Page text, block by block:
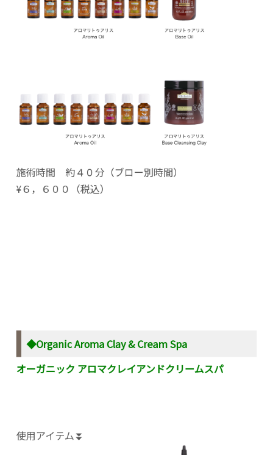
施術時間 約４０分（ブロー別時間）
¥６，６００（税込）
◆Organic Aroma Clay & Cream Spa
オーガニック アロマクレイアンドクリームスパ
使用アイテム⏬